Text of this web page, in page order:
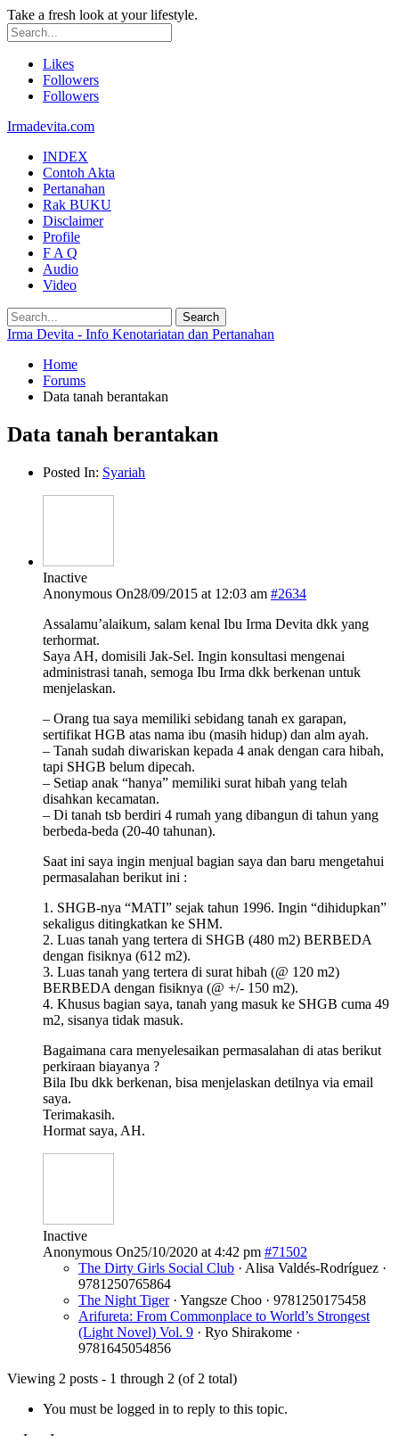
Take a fresh look at your lifestyle.
Likes
Followers
Followers
Irmadevita.com
INDEX
Contoh Akta
Pertanahan
Rak BUKU
Disclaimer
Profile
F A Q
Audio
Video
Irma Devita - Info Kenotariatan dan Pertanahan
Home
Forums
Data tanah berantakan
Data tanah berantakan
Posted In: Syariah
Inactive
Anonymous On28/09/2015 at 12:03 am #2634
Assalamu’alaikum, salam kenal Ibu Irma Devita dkk yang
terhormat.
Saya AH, domisili Jak-Sel. Ingin konsultasi mengenai
administrasi tanah, semoga Ibu Irma dkk berkenan untuk
menjelaskan.
– Orang tua saya memiliki sebidang tanah ex garapan,
sertifikat HGB atas nama ibu (masih hidup) dan alm ayah.
– Tanah sudah diwariskan kepada 4 anak dengan cara hibah,
tapi SHGB belum dipecah.
– Setiap anak “hanya” memiliki surat hibah yang telah
disahkan kecamatan.
– Di tanah tsb berdiri 4 rumah yang dibangun di tahun yang
berbeda-beda (20-40 tahunan).
Saat ini saya ingin menjual bagian saya dan baru mengetahui
permasalahan berikut ini :
1. SHGB-nya “MATI” sejak tahun 1996. Ingin “dihidupkan”
sekaligus ditingkatkan ke SHM.
2. Luas tanah yang tertera di SHGB (480 m2) BERBEDA
dengan fisiknya (612 m2).
3. Luas tanah yang tertera di surat hibah (@ 120 m2)
BERBEDA dengan fisiknya (@ +/- 150 m2).
4. Khusus bagian saya, tanah yang masuk ke SHGB cuma 49
m2, sisanya tidak masuk.
Bagaimana cara menyelesaikan permasalahan di atas berikut
perkiraan biayanya ?
Bila Ibu dkk berkenan, bisa menjelaskan detilnya via email
saya.
Terimakasih.
Hormat saya, AH.
Inactive
Anonymous On25/10/2020 at 4:42 pm #71502
The Dirty Girls Social Club · Alisa Valdés-Rodríguez ·
9781250765864
The Night Tiger· Yangsze Choo · 9781250175458
Arifureta: From Commonplace to World’s Strongest
(Light Novel) Vol. 9 · Ryo Shirakome ·
9781645054856
Viewing 2 posts - 1 through 2 (of 2 total)
You must be logged in to reply to this topic.